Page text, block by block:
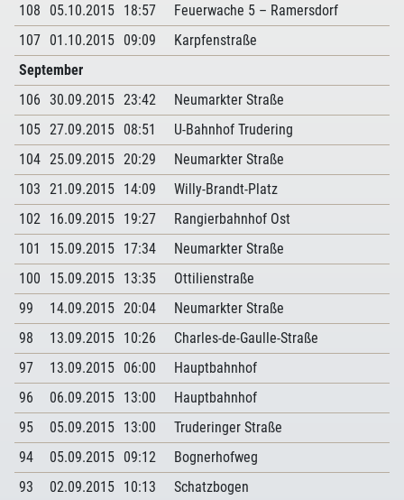
108
05.10.2015 18:57
Feuerwache 5 – Ramersdorf
107 01.10.2015 09:09
Karpfenstraße
September
106 30.09.2015 23:42
Neumarkter Straße
105 27.09.2015 08:51
U-Bahnhof Trudering
104 25.09.2015 20:29
Neumarkter Straße
103 21.09.2015 14:09
Willy-Brandt-Platz
102 16.09.2015 19:27
Rangierbahnhof Ost
101
15.09.2015 17:34
Neumarkter Straße
100
15.09.2015 13:35
Ottilienstraße
99
14.09.2015 20:04
Neumarkter Straße
98
13.09.2015 10:26
Charles-de-Gaulle-Straße
97
13.09.2015 06:00
Hauptbahnhof
96
06.09.2015 13:00
Hauptbahnhof
95
05.09.2015 13:00
Truderinger Straße
94
05.09.2015 09:12
Bognerhofweg
93
02.09.2015 10:13
Schatzbogen